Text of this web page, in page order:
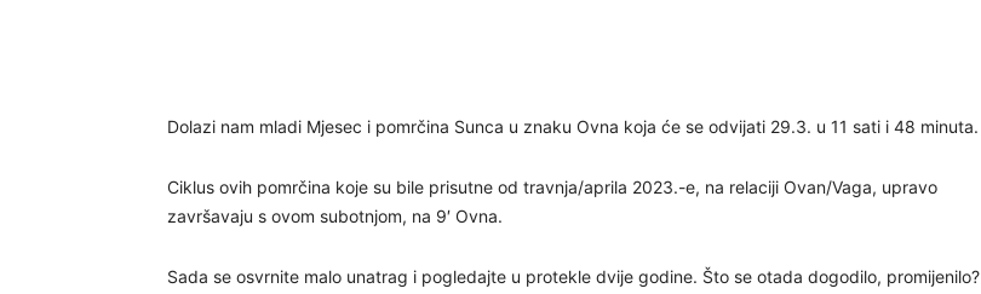
Dolazi nam mladi Mjesec i pomrčina Sunca u znaku Ovna koja će se odvijati 29.3. u 11 sati i 48 minuta.
Ciklus ovih pomrčina koje su bile prisutne od travnja/aprila 2023.-e, na relaciji Ovan/Vaga, upravo
završavaju s ovom subotnjom, na 9′ Ovna.
Sada se osvrnite malo unatrag i pogledajte u protekle dvije godine. Što se otada dogodilo, promijenilo?